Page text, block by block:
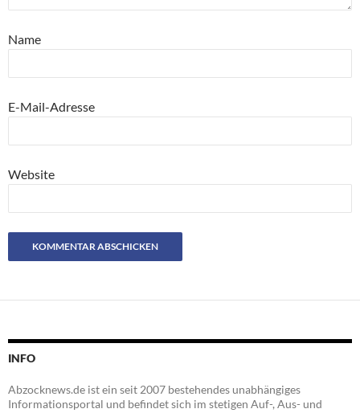
Name
E-Mail-Adresse
Website
INFO
Abzocknews.de ist ein seit 2007 bestehendes unabhängiges
Informationsportal und befindet sich im stetigen Auf-, Aus- und